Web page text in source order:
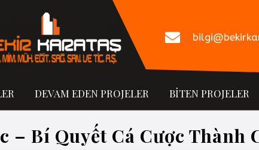
DEVAM EDEN PROJELER BİTEN PROJELER
– Bí Quyết Cá Cược Thành